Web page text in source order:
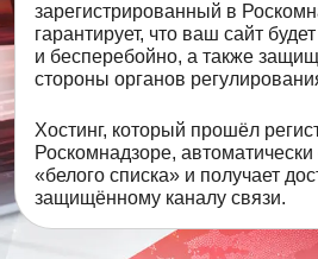
зарегистрированный в
гарантирует, что ваш сайт
и бесперебойно, а также
стороны органов
Хостинг, который прошёл
Роскомнадзоре,
«белого списка» и получает
защищённому каналу связи.